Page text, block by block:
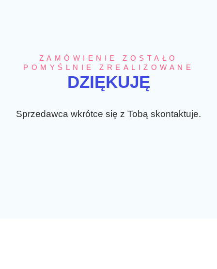
ZAMÓWIENIE ZOSTAŁO
POMYŚLNIE ZREALIZOWANE
DZIĘKUJĘ
Sprzedawca wkrótce się z Tobą skontaktuje.